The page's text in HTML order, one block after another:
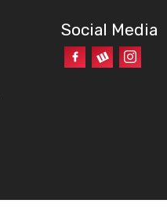
Social Media